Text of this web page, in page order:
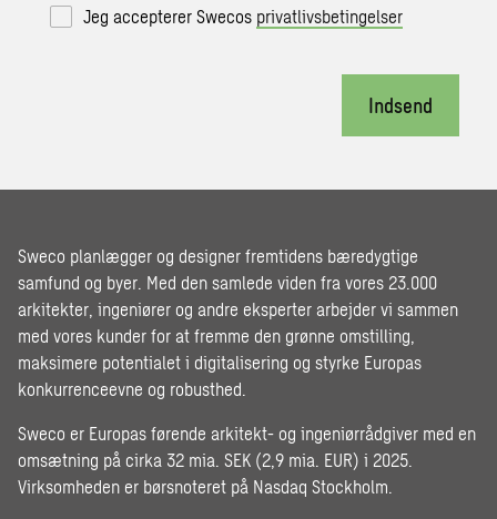
Jeg accepterer Swecos privatlivsbetingelser
Indsend
Sweco planlægger og designer fremtidens bæredygtige
samfund og byer. Med den samlede viden fra vores 23.000
arkitekter, ingeniører og andre eksperter arbejder vi sammen
med vores kunder for at fremme den grønne omstilling,
maksimere potentialet i digitalisering og styrke Europas
konkurrenceevne og robusthed.
Sweco er Europas førende arkitekt- og ingeniørrådgiver med en
omsætning på cirka 32 mia. SEK (2,9 mia. EUR) i 2025.
Virksomheden er børsnoteret på Nasdaq Stockholm.